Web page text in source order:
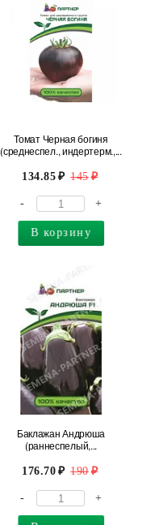
Томат Черная богиня
(среднеспел., индертерм.,...
134.85 145
- +
В корзину
Баклажан Андрюша
(раннеспелый,...
176.70 190
- +